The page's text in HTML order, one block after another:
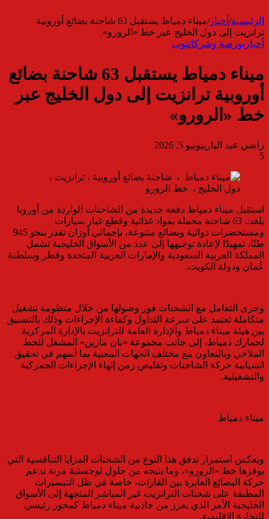
الرئيسية/ أخبار/
ميناء دمياط يستقبل 63 شاحنة بضائع أوروبية
ترانزيت إلى دول الخليج عبر خط «الرورو»
أخبار بورصة وشركاتتوب
ميناء دمياط يستقبل 63 شاحنة بضائع
أوروبية ترانزيت إلى دول الخليج عبر
خط «الرورو»
راضي عبد البارييونيو 5, 2026
5
استقبل ميناء دمياط دفعة جديدة من الشاحنات الواردة من أوروبا
بلغت 63 شاحنة محملة بمواد غذائية وقطع غيار سيارات
ومستحضرات دوائية وبضائع متنوعة، بإجمالي أوزان تقدر بنحو 945
طنًا، تمهيدًا لإعادة توجيهها إلى عدد من الأسواق الخليجية تشمل
المملكة العربية السعودية والإمارات العربية المتحدة وقطر وسلطنة
عُمان ودولة الكويت.
وجرى التعامل مع الشحنات فور وصولها من خلال منظومة تشغيل
متكاملة تعتمد على سرعة التداول وكفاءة الإجراءات وذلك بالتنسيق
بين هيئة ميناء دمياط والإدارة العامة للترانزيت بالإدارة المركزية
لجمارك دمياط، إلى جانب مجموعة «بان مارين» المشغل للخط
الملاحي وبالتعاون مع مختلف الجهات المعنية بما أسهم في تحقيق
انسيابية حركة الشاحنات وتقليص زمن إنهاء الإجراءات الجمركية
والتشغيلية.
ميناء دمياط
ويعكس استمرار تدفق هذا النوع من الشحنات المزايا التنافسية التي
يوفرها خط «الرورو»، وما يتيحه من حلول لوجستية مرنة تدعم
حركة البضائع العابرة بين القارات، خاصة في ظل التيسيرات
المطبقة على شحنات الترانزيت غير المباشر المتجهة إلى الأسواق
الخليجية الأمر الذي يعزز من جاذبية ميناء دمياط كمحور رئيسي
للتجارة الإقليمية.